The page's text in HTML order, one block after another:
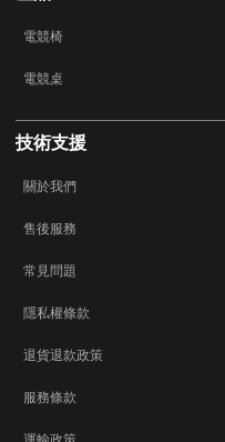
電競椅
電競桌
技術支援
關於我們
售後服務
常見問題
隱私權條款
退貨退款政策
服務條款